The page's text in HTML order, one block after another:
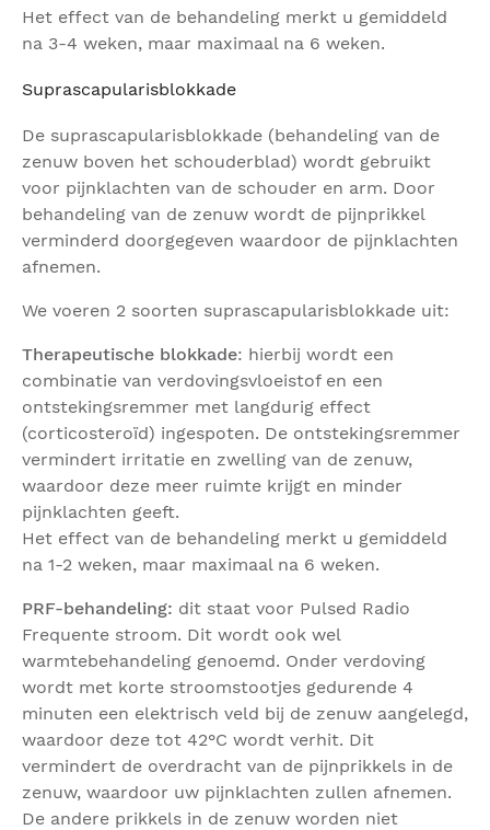
Het effect van de behandeling merkt u gemiddeld
na 3-4 weken, maar maximaal na 6 weken.
Suprascapularisblokkade
De suprascapularisblokkade (behandeling van de
zenuw boven het schouderblad) wordt gebruikt
voor pijnklachten van de schouder en arm. Door
behandeling van de zenuw wordt de pijnprikkel
verminderd doorgegeven waardoor de pijnklachten
afnemen.
We voeren 2 soorten suprascapularisblokkade uit:
Therapeutische blokkade: hierbij wordt een
combinatie van verdovingsvloeistof en een
ontstekingsremmer met langdurig effect
(corticosteroïd) ingespoten. De ontstekingsremmer
vermindert irritatie en zwelling van de zenuw,
waardoor deze meer ruimte krijgt en minder
pijnklachten geeft.
Het effect van de behandeling merkt u gemiddeld
na 1-2 weken, maar maximaal na 6 weken.
PRF-behandeling: dit staat voor Pulsed Radio
Frequente stroom. Dit wordt ook wel
warmtebehandeling genoemd. Onder verdoving
wordt met korte stroomstootjes gedurende 4
minuten een elektrisch veld bij de zenuw aangelegd,
waardoor deze tot 42°C wordt verhit. Dit
vermindert de overdracht van de pijnprikkels in de
zenuw, waardoor uw pijnklachten zullen afnemen.
De andere prikkels in de zenuw worden niet